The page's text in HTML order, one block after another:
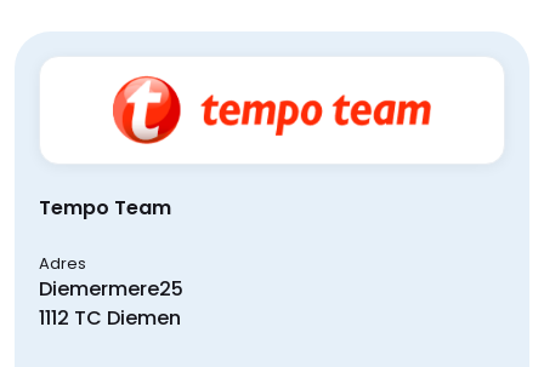
Tempo Team
Adres
Diemermere25
1112 TC Diemen